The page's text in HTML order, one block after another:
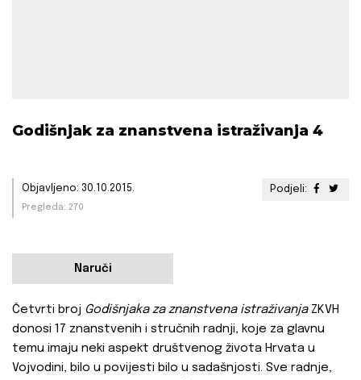
Godišnjak za znanstvena istraživanja 4
Podjeli:
Objavljeno: 30.10.2015.
Pregleda: 270
Naruči
Četvrti broj Godišnjaka za znanstvena istraživanjaZKVH
donosi 17 znanstvenih i stručnih radnji, koje za glavnu
temu imaju neki aspekt društvenog života Hrvata u
Vojvodini, bilo u povijesti bilo u sadašnjosti. Sve radnje,